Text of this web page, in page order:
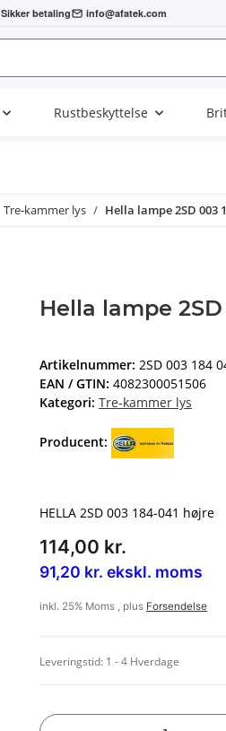
Sikker betaling info@afatek.com
Rustbeskyttelse
Tre-kammer lys Hella lampe 2SD 003
Hella lampe
Artikelnummer: 2SD 003 184
EAN / GTIN: 4082300051506
Kategori: Tre-kammer lys
Producent:
HELLA 2SD 003 184-041 højre
114,00 kr.
91,20 kr. ekskl. moms
inkl. 25% Moms , plus Forsendelse
Leveringstid: 1 - 4 Hverdage